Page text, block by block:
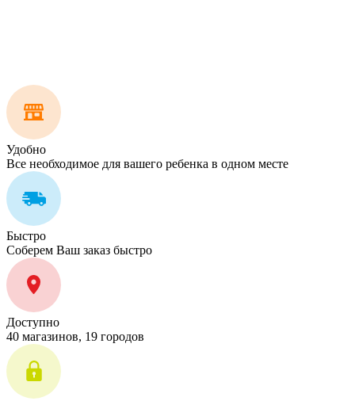
Удобно
Все необходимое для вашего ребенка в одном месте
Быстро
Соберем Ваш заказ быстро
Доступно
40 магазинов, 19 городов